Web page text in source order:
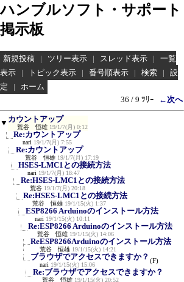
ハンブルソフト・サポート
掲示板
新規投稿 | ツリー表示 | スレッド表示 |
一覧
表示
| トピック表示 | 番号順表示 | 検索 |
設
定
|
ホーム
36 / 9 ﾂﾘｰ
←次へ
▼ カウントアップ
荒谷 恒雄 19/1/7(月) 0:12
Re:カウントアップ
nari 19/1/7(月) 7:55
Re:カウントアップ
荒谷 恒雄 19/1/7(月) 17:19
HSES-LMC1との接続方法
nari 19/1/7(月) 18:47
Re:HSES-LMC1との接続方法
荒谷 19/1/7(月) 20:18
Re:HSES-LMC1との接続方法
荒谷 恒雄 19/1/15(火) 1:37
ESP8266 Arduinoのインストール方法
nari 19/1/15(火) 10:11
Re:ESP8266 Arduinoのインストール方法
荒谷 恒雄 19/1/15(火) 14:06
ReESP8266Arduinoのインストール方法
荒谷 恒雄 19/1/15(火) 14:21
ブラウザでアクセスできますか？
nari 19/1/15(火) 15:06
(F)
Re:ブラウザでアクセスできますか？
荒谷 恒雄 19/1/15(火) 20:52